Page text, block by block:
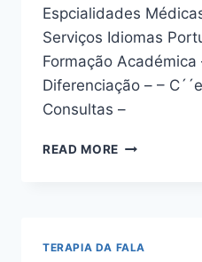
Espcialidades
Serviços Idiomas
Formação Académica
Diferenciação – –
Consultas –
READ MORE TERAPEUTA
TERAPIA DA FALA